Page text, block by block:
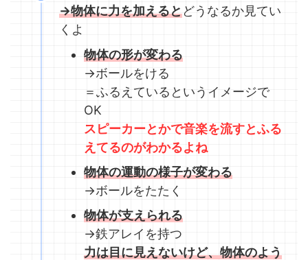
→物体に力を加えるとどうなるか見てい
くよ
物体の形が変わる
→ボールをける
＝ふるえているというイメージで
OK
スピーカーとかで音楽を流すとふる
えてるのがわかるよね
物体の運動の様子が変わる
→ボールをたたく
物体が支えられる
→鉄アレイを持つ
力は目に見えないけど、物体のよう